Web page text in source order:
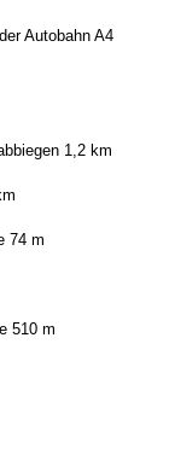
Autobahn A4
1,2 km
74 m
510 m